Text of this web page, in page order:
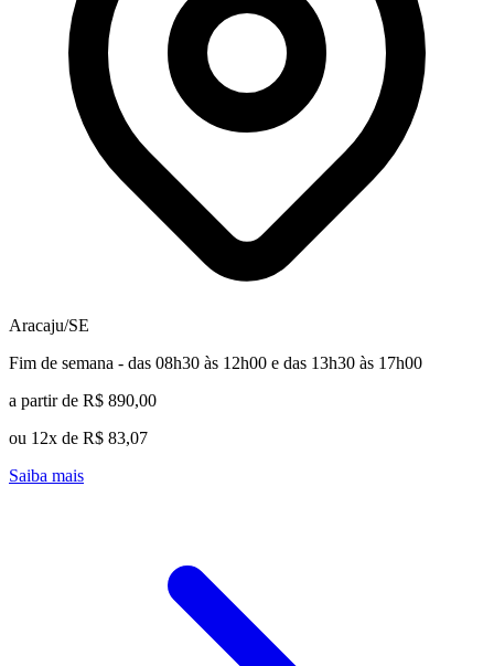
Aracaju/SE
Fim de semana - das 08h30 às 12h00 e das 13h30 às 17h00
a partir de R$ 890,00
ou 12x de R$ 83,07
Saiba mais